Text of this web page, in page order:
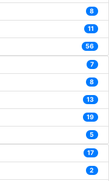
8
11
56
7
8
13
19
5
17
2